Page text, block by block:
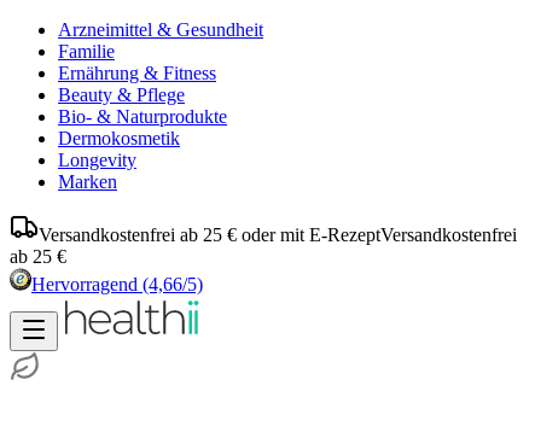
Arzneimittel & Gesundheit
Familie
Ernährung & Fitness
Beauty & Pflege
Bio- & Naturprodukte
Dermokosmetik
Longevity
Marken
Versandkostenfrei ab 25 € oder mit E-RezeptVersandkostenfrei
ab 25 €
Hervorragend (4,66/5)